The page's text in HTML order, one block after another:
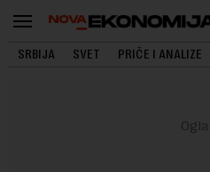
SRBIJA SVET PRIČE I ANALIZE